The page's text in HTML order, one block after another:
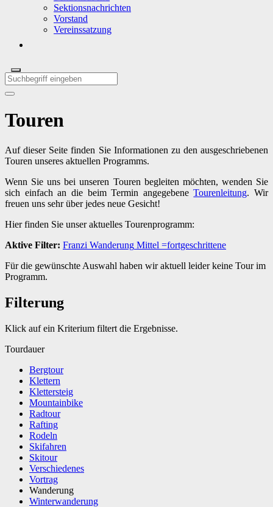
Sektionsnachrichten
Vorstand
Vereinssatzung
Touren
Auf dieser Seite finden Sie Informationen zu den ausgeschriebenen
Touren unseres aktuellen Programms.
Wenn Sie uns bei unseren Touren begleiten möchten, wenden Sie
sich einfach an die beim Termin angegebeneTourenleitung. Wir
freuen uns sehr über jedes neue Gesicht!
Hier finden Sie unser aktuelles Tourenprogramm:
Aktive Filter: Franzi Wanderung Mittel =fortgeschrittene
Für die gewünschte Auswahl haben wir aktuell leider keine Tour im
Programm.
Filterung
Klick auf ein Kriterium filtert die Ergebnisse.
Tourdauer
Bergtour
Klettern
Klettersteig
Mountainbike
Radtour
Rafting
Rodeln
Skifahren
Skitour
Verschiedenes
Vortrag
Wanderung
Winterwanderung